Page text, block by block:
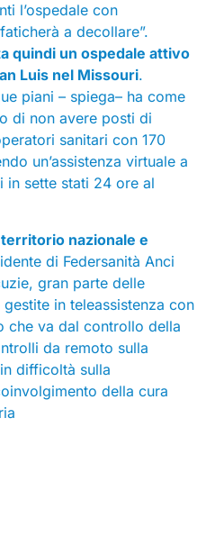
l’ospedale con
a decollare”.
quindi un ospedale attivo
Luis nel Missouri.
piani – spiega– ha come
di non avere posti di
sanitari con 170
un’assistenza virtuale a
in sette stati 24 ore al
nazionale e
di Federsanità Anci
gran parte delle
in teleassistenza con
che va dal controllo della
da remoto sulla
difficoltà sulla
della cura